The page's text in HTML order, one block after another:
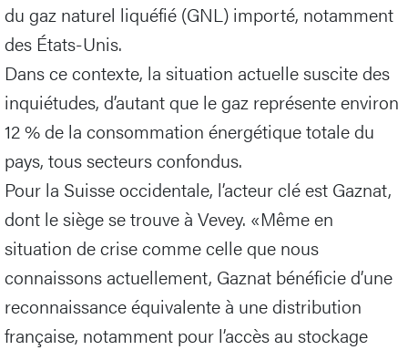
du gaz naturel liquéfié (GNL) importé, notamment
des États-Unis.
Dans ce contexte, la situation actuelle suscite des
inquiétudes, d’autant que le gaz représente environ
12 % de la consommation énergétique totale du
pays, tous secteurs confondus.
Pour la Suisse occidentale, l’acteur clé est Gaznat,
dont le siège se trouve à Vevey. «Même en
situation de crise comme celle que nous
connaissons actuellement, Gaznat bénéficie d’une
reconnaissance équivalente à une distribution
française, notamment pour l’accès au stockage